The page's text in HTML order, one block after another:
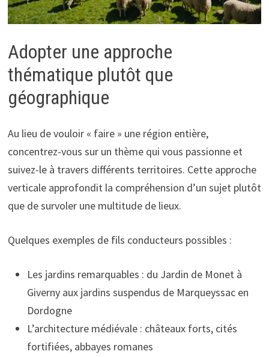
Adopter une approche
thématique plutôt que
géographique
Au lieu de vouloir « faire » une région entière,
concentrez-vous sur un thème qui vous passionne et
suivez-le à travers différents territoires. Cette approche
verticale approfondit la compréhension d’un sujet plutôt
que de survoler une multitude de lieux.
Quelques exemples de fils conducteurs possibles :
Les jardins remarquables : du Jardin de Monet à
Giverny aux jardins suspendus de Marqueyssac en
Dordogne
L’architecture médiévale : châteaux forts, cités
fortifiées, abbayes romanes